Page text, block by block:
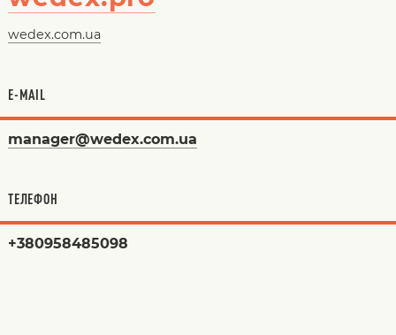
wedex.com.ua
E-MAIL
manager@wedex.com.ua
ТЕЛЕФОН
+380958485098